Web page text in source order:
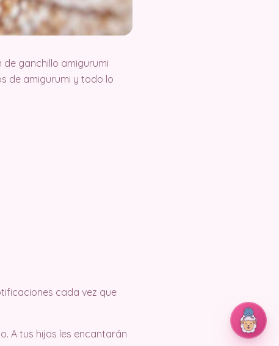
ganchillo amigurumi
de amigurumi y todo lo
cada vez que
A tus hijos les encantarán